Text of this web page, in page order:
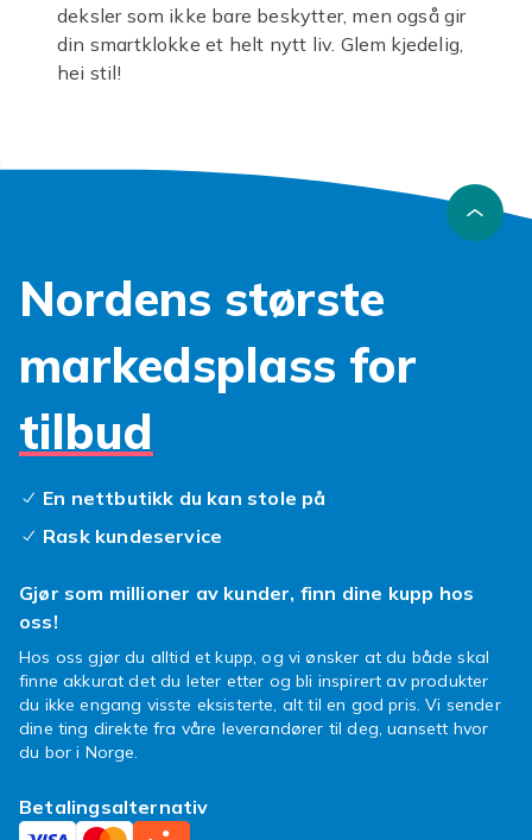
deksler som ikke bare beskytter, men også gir
din smartklokke et helt nytt liv. Glem kjedelig,
hei stil!
personlige livvakt. Fra uventede dult til daglig
slitasje, våre deksler sørger for at skjermen og
rammen forblir like strålende som da den var
støtsikkert design, eller noe slankt og diskret,
har vi alternativet for deg. Tenk på det som en
Men hvorfor nøye seg med beskyttelse når du
kommer i et hav av farger og materialer, slik at
du enkelt kan matche klokken din til
antrekket, humøret eller anledningen.
verktøy til et fashion statement. Utforsk alt
finn akkurat detsmartklokke dekselsom
uttrykke din unike stil på uten å
kompromittere sikkerheten.
Så hvorfor vente? Gi din Samsung Galaxy
Watch 42mm den oppgraderingen den
deksler og finn din nye favoritt i dag. Din
Nordens største
markedsplass for
tilbud
En nettbutikk du kan stole på
Rask kundeservice
Gjør som millioner av kunder, finn dine kupp hos
oss!
Hos oss gjør du alltid et kupp, og vi ønsker at du både skal
finne akkurat det du leter etter og bli inspirert av produkter
du ikke engang visste eksisterte, alt til en god pris. Vi sender
dine ting direkte fra våre leverandører til deg, uansett hvor
du bor i Norge.
Betalingsalternativ